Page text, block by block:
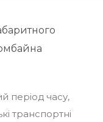
період часу,
транспортні